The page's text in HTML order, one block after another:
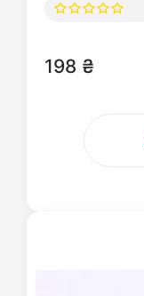
198 ₴